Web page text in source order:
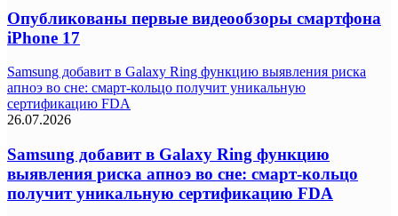
Опубликованы первые видеообзоры смартфона
iPhone 17
Samsung добавит в Galaxy Ring функцию выявления риска
апноэ во сне: смарт-кольцо получит уникальную
сертификацию FDA
26.07.2026
Samsung добавит в Galaxy Ring функцию
выявления риска апноэ во сне: смарт-кольцо
получит уникальную сертификацию FDA